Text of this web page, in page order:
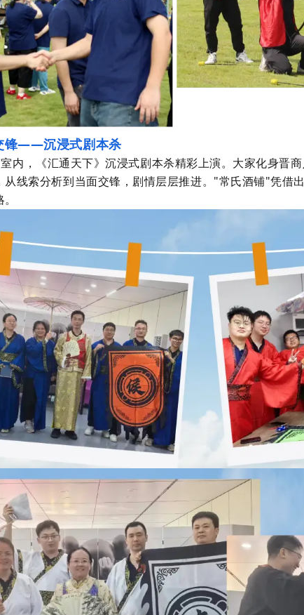
锋——沉浸式剧本杀
，《汇通天下》沉浸式剧本杀精彩上演。大家化身晋
从线索分析到当面交锋，剧情层层推进。"常氏酒铺"凭借